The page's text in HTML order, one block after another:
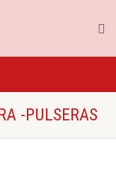
-PULSERAS